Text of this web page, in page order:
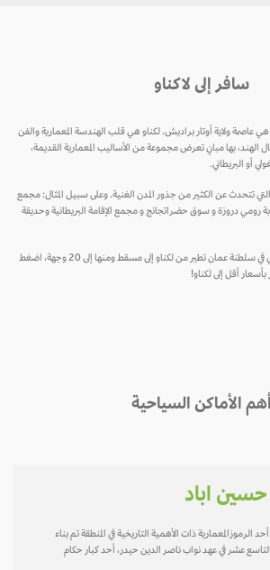
سافر إلى لاكناو
عاصمة ولاية أوتار براديش. لكناو هي قلب الهندسة المعمارية والفن
الهند، بها مبانٍ تعرض مجموعة من الأساليب المعمارية القديمة،
البريطاني.
تتحدث عن الكثير من جذور المدن الغنية. وعلى سبيل المثال: مجمع
رومي دروزة و سوق حضراتجانج و مجمع الإقامة البريطانية وحديقة
طيران السلام أول طيران اقتصادي في سلطنة عمان تطير من لكناو إلى مسقط ومنها إلى 20 وجهة، اضغط
أقل إلى لكناو!
الأماكن السياحية
اباد
ذات الأهمية التاريخية في المنطقة تم بناء
عشر في عهد نواب ناصر الدين حيدر، أحد كبار حكام